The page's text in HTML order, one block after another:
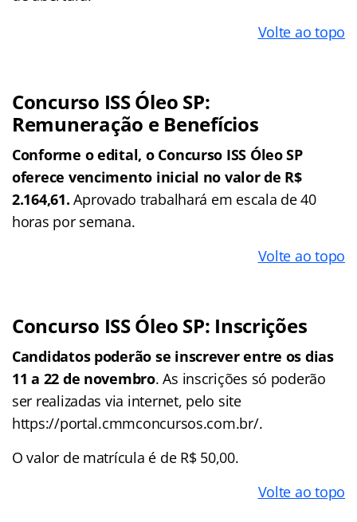
Volte ao topo
Concurso ISS Óleo SP:
Remuneração e Benefícios
Conforme o edital, o Concurso ISS Óleo SP
oferece vencimento inicial no valor de R$
2.164,61.Aprovado trabalhará em escala de 40
horas por semana.
Volte ao topo
Concurso ISS Óleo SP: Inscrições
Candidatos poderão se inscrever entre os dias
11 a 22 de novembro. As inscrições só poderão
ser realizadas via internet, pelo site
https://portal.cmmconcursos.com.br/.
O valor de matrícula é de R$ 50,00.
Volte ao topo